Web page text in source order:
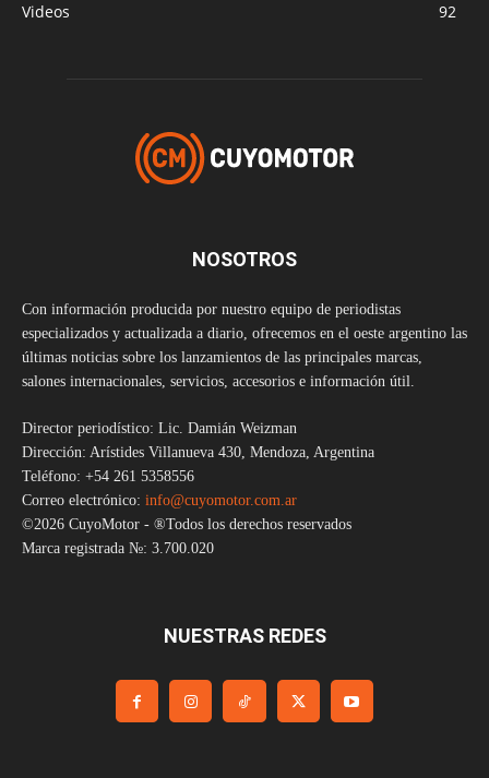
Videos
92
NOSOTROS
Con información producida por nuestro equipo de periodistas
especializados y actualizada a diario, ofrecemos en el oeste argentino las
últimas noticias sobre los lanzamientos de las principales marcas,
salones internacionales, servicios, accesorios e información útil.
Director periodístico: Lic. Damián Weizman
Dirección: Arístides Villanueva 430, Mendoza, Argentina
Teléfono: +54 261 5358556
Correo electrónico: info@cuyomotor.com.ar
©2026 CuyoMotor - ®Todos los derechos reservados
Marca registrada №: 3.700.020
NUESTRAS REDES